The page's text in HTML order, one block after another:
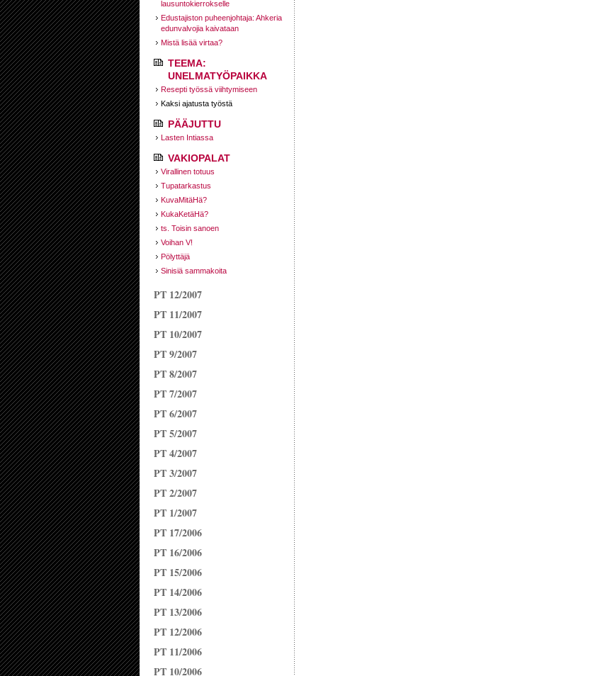
lausuntokierrokselle
Edustajiston puheenjohtaja: Ahkeria
edunvalvojia kaivataan
Mistä lisää virtaa?
TEEMA:
UNELMATYÖPAIKKA
Resepti työssä viihtymiseen
Kaksi ajatusta työstä
PÄÄJUTTU
Lasten Intiassa
VAKIOPALAT
Virallinen totuus
Tupatarkastus
KuvaMitäHä?
KukaKetäHä?
ts. Toisin sanoen
Voihan V!
Pölyttäjä
Sinisiä sammakoita
PT 12/2007
PT 11/2007
PT 10/2007
PT 9/2007
PT 8/2007
PT 7/2007
PT 6/2007
PT 5/2007
PT 4/2007
PT 3/2007
PT 2/2007
PT 1/2007
PT 17/2006
PT 16/2006
PT 15/2006
PT 14/2006
PT 13/2006
PT 12/2006
PT 11/2006
PT 10/2006